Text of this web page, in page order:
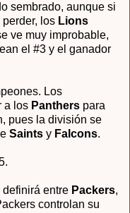
sembrado, aunque si
los Lions
ve muy improbable,
el #3 y el ganador
Los
a los Panthers para
pues la división se
Saints y Falcons.
definirá entre Packers,
controlan su